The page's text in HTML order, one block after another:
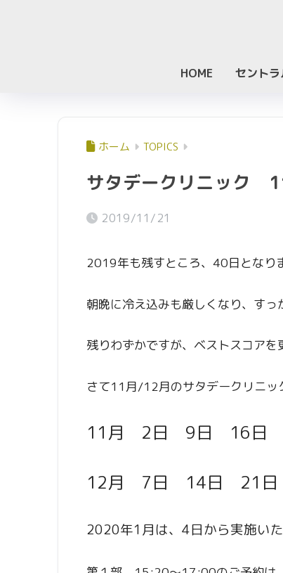
HOME セント
ホーム TOPICS
サタデークリニック
2019/11/21
2019年も残すところ、40日となり
朝晩に冷え込みも厳しくなり、すっ
残りわずかですが、ベストスコアを
さて11月/12月のサタデークリニッ
11月 2日 9日 16日
12月 7日 14日 21
2020年1月は、4日から実施いた